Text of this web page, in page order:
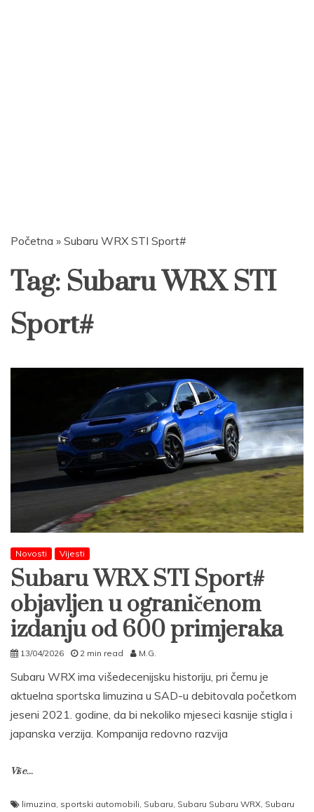
Početna » Subaru WRX STI Sport#
Tag: Subaru WRX STI
Sport#
Novosti Vijesti
Subaru WRX STI Sport#
objavljen u ograničenom
izdanju od 600 primjeraka
13/04/2026 2 min read M.G.
Subaru WRX ima višedecenijsku historiju, pri čemu je
aktuelna sportska limuzina u SAD-u debitovala početkom
jeseni 2021. godine, da bi nekoliko mjeseci kasnije stigla i
japanska verzija. Kompanija redovno razvija
Više...
limuzina, sportski automobili, Subaru, Subaru Subaru WRX, Subaru